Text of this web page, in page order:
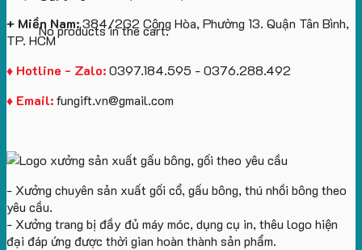
No products in the cart.
+ Miền Nam:384/2G2 Cộng Hòa, Phường 13. Quận Tân Bình,
TP. HCM
♦ Hotline - Zalo:0397.184.595 - 0376.288.492
♦ Email:fungift.vn@gmail.com
- Xưởng chuyên sản xuất gối cổ, gấu bông, thú nhồi bông theo
yêu cầu.
- Xưởng trang bị đầy đủ máy móc, dụng cụ in, thêu logo hiện
đại đáp ứng được thời gian hoàn thành sản phẩm.